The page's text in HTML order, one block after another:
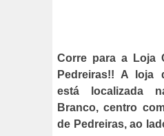
Corre para a Loja
Pedreiras!! A loja
está localizada
Branco, centro
de Pedreiras, ao